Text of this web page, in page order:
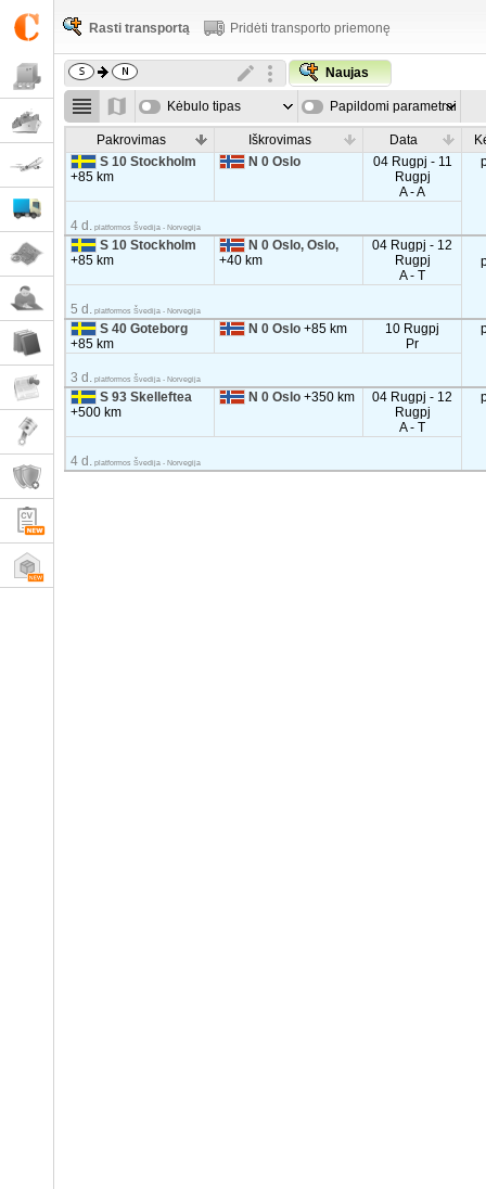
Rasti transportą Pridėti transporto priemonę
Naujas
Kėbulo tipas Papildomi parametrai
Pakrovimas Iškrovimas Data
S 10 Stockholm
+85 km
N 0 Oslo
04 Rugpj - 11
Rugpj
A - A
4 d. platformos Švedija - Norvegija
S 10 Stockholm
+85 km
N 0 Oslo, Oslo,
+40 km
04 Rugpj - 12
Rugpj
A - T
5 d. platformos Švedija - Norvegija
S 40 Goteborg
+85 km
N 0 Oslo+85 km
10 Rugpj
Pr
3 d. platformos Švedija - Norvegija
S 93 Skelleftea
+500 km
N 0 Oslo+350 km
04 Rugpj - 12
Rugpj
A - T
4 d. platformos Švedija - Norvegija